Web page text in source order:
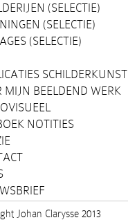
(SELECTIE)
(SELECTIE)
(SELECTIE)
SCHILDERKUNST
MIJN BEELDEND WERK
NOTITIES
Johan Clarysse 2013